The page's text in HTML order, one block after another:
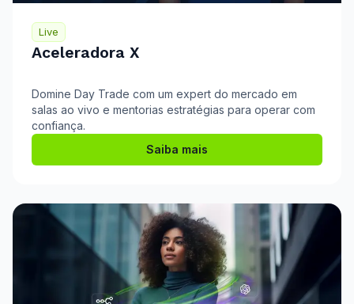
Live
Aceleradora X
Domine Day Trade com um expert do mercado em
salas ao vivo e mentorias estratégias para operar com
confiança.
Saiba mais